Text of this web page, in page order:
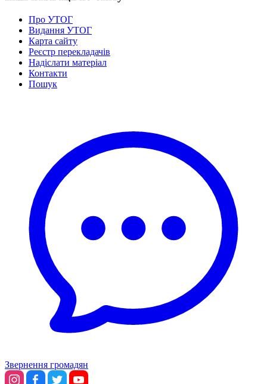
Статут УТОГ
Нормативна база УТОГ
Конвенція ООН
Законодавство
Декларації
Документи ВФГ
Міжнародні документи
Про УТОГ
Видання УТОГ
Карта сайту
Реєстр перекладачів
Надіслати матеріал
Контакти
Пошук
Звернення громадян